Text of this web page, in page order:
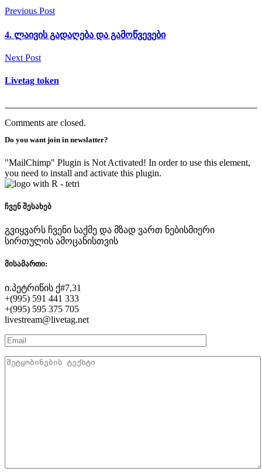
Previous Post
4. ლაივის გადაღება და გამოწვევები
Next Post
Livetag token
Comments are closed.
Do you want join in newslatter?
"MailChimp" Plugin is Not Activated! In order to use this element,
you need to install and activate this plugin.
ჩვენ შესახებ
გვიყვარს ჩვენი საქმე და მზად ვართ ნებისმიერი
სირთულის ამოცანისთვის
მისამართი:
ი.პეტრიწის ქ#7,31
+(995) 591 441 333
+(995) 595 375 705
livestream@livetag.net